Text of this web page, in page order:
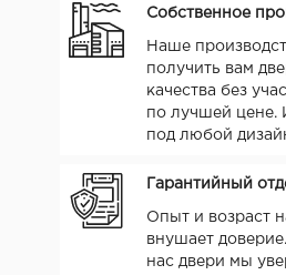
Собственное
Наше
получить вам
качества без
по лучшей цене.
под любой
Гарантийный
Опыт и возраст
внушает
нас двери мы